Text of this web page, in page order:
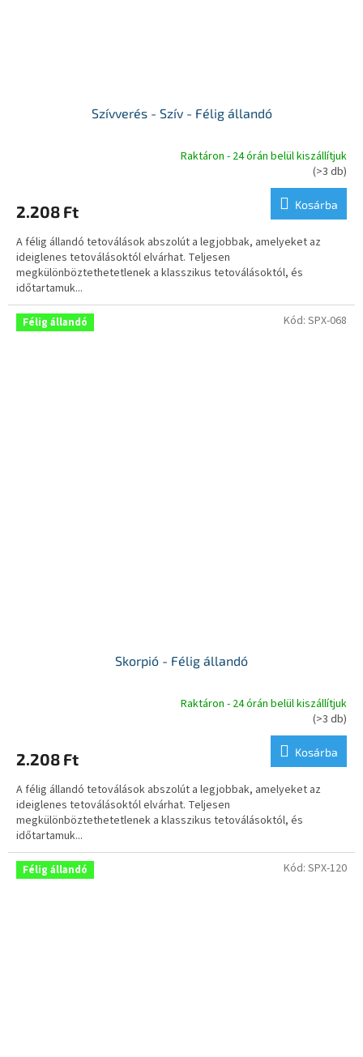
Szívverés - Szív - Félig állandó
értékelése
ből
5,0
csillag.
Raktáron - 24 órán belül kiszállítjuk
(>3 db)
2.208 Ft Kosárba
A félig állandó tetoválások abszolút a legjobbak, amelyeket az
ideiglenes tetoválásoktól elvárhat. Teljesen
megkülönböztethetetlenek a klasszikus tetoválásoktól, és
időtartamuk...
Félig állandó
Skorpió - Félig állandó
értékelése
ből
5,0
csillag.
Raktáron - 24 órán belül kiszállítjuk
(>3 db)
2.208 Ft Kosárba
A félig állandó tetoválások abszolút a legjobbak, amelyeket az
ideiglenes tetoválásoktól elvárhat. Teljesen
megkülönböztethetetlenek a klasszikus tetoválásoktól, és
időtartamuk...
Kód: SPX-068
Félig állandó Kód: SPX-120